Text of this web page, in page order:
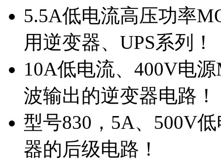
5.5A低电流高压功率
用逆变器、UPS系列！
10A低电流、400V电
波输出的逆变器电路！
型号830，5A、500V
器的后级电路！